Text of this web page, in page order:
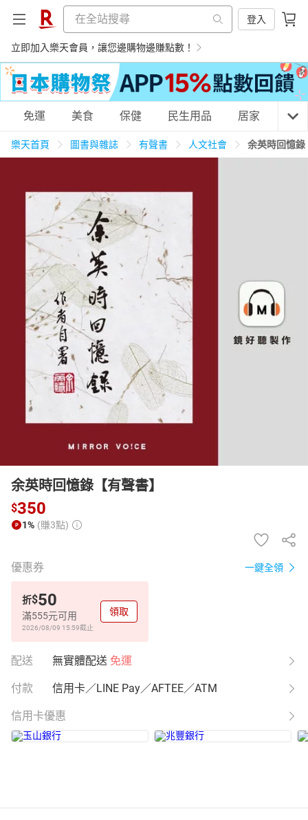
登入
立即加入樂天會員，讓您邊購物邊賺點數！
購物網分類
居家生活 3C家電
女裝 化妝保養 情趣用品
日本購物 電子/紙本書
HOT
免運 美食 保健 民生用品 居家 3C
樂天首頁 圖書與雜誌 有聲書 人文社會 余英時回憶錄
余英時回憶錄【有聲書】
$350
1% (賺3點)
優惠券 一鍵全領
折$50
滿555元可用
2026/08/09 15:59截止
領取
配送 無實體配送 免運
付款 信用卡／LINE Pay／AFTEE／ATM
信用卡優惠